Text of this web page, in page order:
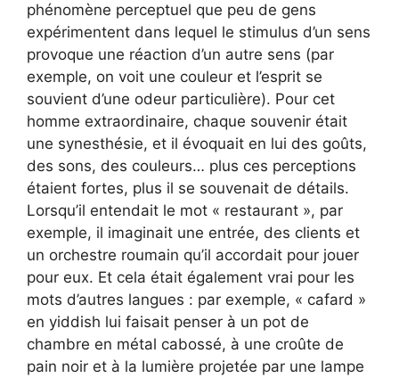
phénomène perceptuel que peu de gens
expérimentent dans lequel le stimulus d’un sens
provoque une réaction d’un autre sens (par
exemple, on voit une couleur et l’esprit se
souvient d’une odeur particulière). Pour cet
homme extraordinaire, chaque souvenir était
une synesthésie, et il évoquait en lui des goûts,
des sons, des couleurs… plus ces perceptions
étaient fortes, plus il se souvenait de détails.
Lorsqu’il entendait le mot « restaurant », par
exemple, il imaginait une entrée, des clients et
un orchestre roumain qu’il accordait pour jouer
pour eux. Et cela était également vrai pour les
mots d’autres langues : par exemple, « cafard »
en yiddish lui faisait penser à un pot de
chambre en métal cabossé, à une croûte de
pain noir et à la lumière projetée par une lampe